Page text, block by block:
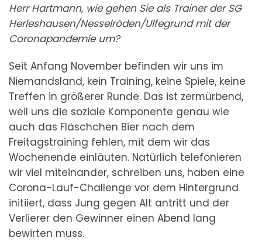
Herr Hartmann, wie gehen Sie als Trainer der SG
Herleshausen/Nesselröden/Ulfegrund mit der
Coronapandemie um?
Seit Anfang November befinden wir uns im
Niemandsland, kein Training, keine Spiele, keine
Treffen in größerer Runde. Das ist zermürbend,
weil uns die soziale Komponente genau wie
auch das Fläschchen Bier nach dem
Freitagstraining fehlen, mit dem wir das
Wochenende einläuten. Natürlich telefonieren
wir viel miteinander, schreiben uns, haben eine
Corona-Lauf-Challenge vor dem Hintergrund
initiiert, dass Jung gegen Alt antritt und der
Verlierer den Gewinner einen Abend lang
bewirten muss.